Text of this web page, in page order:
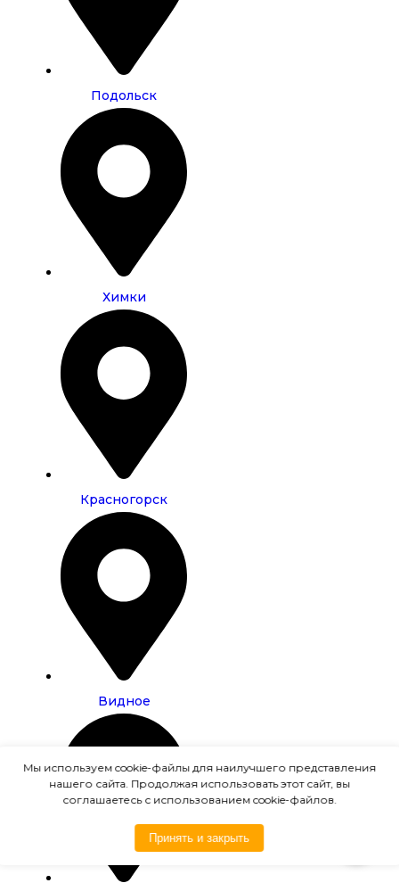
Подольск
Химки
Красногорск
Видное
Мы используем cookie-файлы для наилучшего представления
нашего сайта. Продолжая использовать этот сайт, вы
соглашаетесь с использованием cookie-файлов.
Принять и закрыть